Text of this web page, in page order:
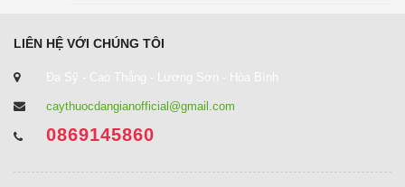
LIÊN HỆ VỚI CHÚNG TÔI
Đa Sỹ - Cao Thắng - Lương Sơn - Hòa Bình
caythuocdangianofficial@gmail.com
0869145860